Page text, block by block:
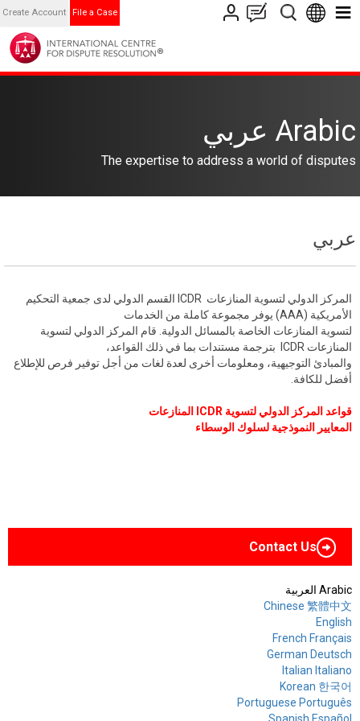
Create Account File a Case
Arabic عربي
The expertise to address a world of disputes
عربي
المركز الدولي لتسوية المنازعات ICDR القسم الدولي لدى جمعية التحكيم
الأمريكية (AAA) يوفر مجموعة كاملة من الخدمات
لتسوية المنازعات الخاصة بالمسائل الدولية. قام المركز الدولي لتسوية
المنازعات ICDR بترجمة مستندات بما في ذلك القواعد،
والمبادئ التوجيهية، ومعلومات أخرى لعدة لغات من أجل توفير فرص للإطلاع
أفضل للكافة.
قواعد المركز الدولي لتسوية ICDR
المنازعات
المعايير النموذجية لسلوك الوسطاء
Contact Us
Arabic العربية
Chinese 繁體中文
English
French Français
German Deutsch
Italian Italiano
Korean 한국어
Portuguese Português